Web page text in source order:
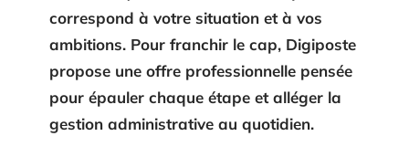
correspond à votre situation et à vos
ambitions. Pour franchir le cap, Digiposte
propose une offre professionnelle pensée
pour épauler chaque étape et alléger la
gestion administrative au quotidien.